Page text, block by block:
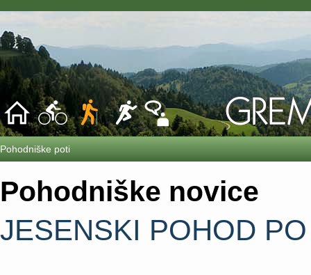
Pohodniške poti
Pohodniške novice
JESENSKI POHOD